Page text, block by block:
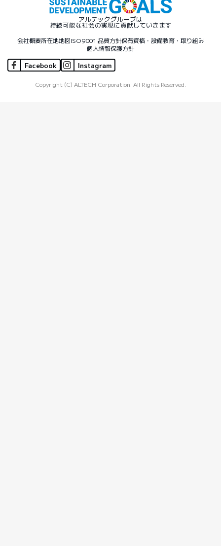
アルテックグループは
持続可能な社会の実現に貢献していきます
会社概要所在地地図ISO9001 品質方針保有資格・設備教育・取り組み
個人情報保護方針
Facebook Instagram
Copyright (C) ALTECH Corporation. All Rights Reserved.